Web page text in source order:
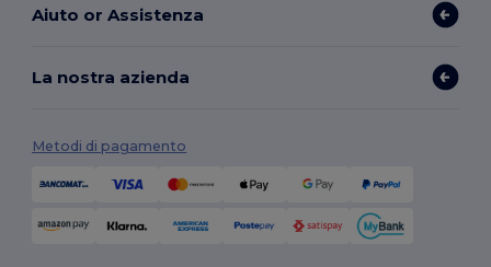
Aiuto or Assistenza
La nostra azienda
Metodi di pagamento